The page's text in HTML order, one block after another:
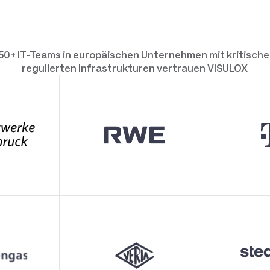
IT-Teams in europäischen Unternehmen mit
regulierten Infrastrukturen vertrauen VISULOX